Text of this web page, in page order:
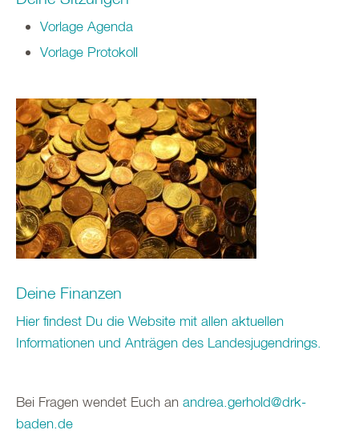
Vorlage Agenda
Vorlage Protokoll
Deine Finanzen
Hier findest Du die Website mit allen aktuellen
Informationen und Anträgen des Landesjugendrings.
Bei Fragen wendet Euch an andrea.gerhold@drk-
baden.de